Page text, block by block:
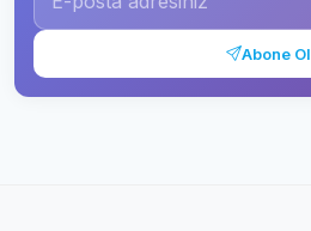
Abone Ol